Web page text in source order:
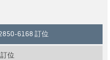
6168 訂位
位